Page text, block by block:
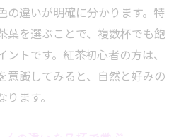
の違いが明確に分かります。特
葉を選ぶことで、複数杯でも飽
トです。紅茶初心者の方は、
意識してみると、自然と好みの
ます。